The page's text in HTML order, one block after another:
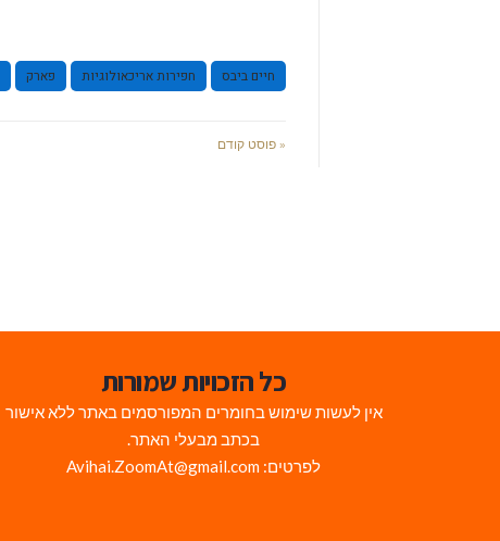
חיים ביבס חפירות אריכאולוגיות פארק
« פוסט קודם
כל הזכויות שמורות
אין לעשות שימוש בחומרים המפורסמים באתר ללא אישור
בכתב מבעלי האתר.
לפרטים: Avihai.ZoomAt@gmail.com